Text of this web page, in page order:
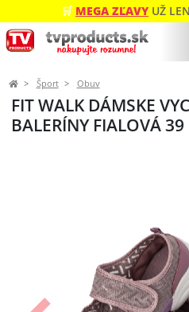
🛒 MEGA ZĽAVY UŽ
Šport Obuv
FIT WALK DÁMSKE
BALERÍNY FIALOVÁ 39